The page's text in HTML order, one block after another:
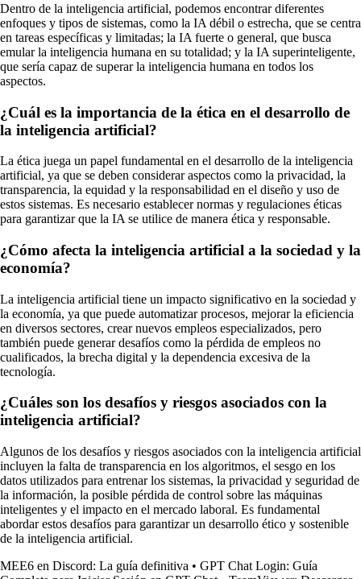
Dentro de la inteligencia artificial, podemos encontrar diferentes
enfoques y tipos de sistemas, como la IA débil o estrecha, que se centra
en tareas específicas y limitadas; la IA fuerte o general, que busca
emular la inteligencia humana en su totalidad; y la IA superinteligente,
que sería capaz de superar la inteligencia humana en todos los
aspectos.
¿Cuál es la importancia de la ética en el desarrollo de
la inteligencia artificial?
La ética juega un papel fundamental en el desarrollo de la inteligencia
artificial, ya que se deben considerar aspectos como la privacidad, la
transparencia, la equidad y la responsabilidad en el diseño y uso de
estos sistemas. Es necesario establecer normas y regulaciones éticas
para garantizar que la IA se utilice de manera ética y responsable.
¿Cómo afecta la inteligencia artificial a la sociedad y la
economía?
La inteligencia artificial tiene un impacto significativo en la sociedad y
la economía, ya que puede automatizar procesos, mejorar la eficiencia
en diversos sectores, crear nuevos empleos especializados, pero
también puede generar desafíos como la pérdida de empleos no
cualificados, la brecha digital y la dependencia excesiva de la
tecnología.
¿Cuáles son los desafíos y riesgos asociados con la
inteligencia artificial?
Algunos de los desafíos y riesgos asociados con la inteligencia artificial
incluyen la falta de transparencia en los algoritmos, el sesgo en los
datos utilizados para entrenar los sistemas, la privacidad y seguridad de
la información, la posible pérdida de control sobre las máquinas
inteligentes y el impacto en el mercado laboral. Es fundamental
abordar estos desafíos para garantizar un desarrollo ético y sostenible
de la inteligencia artificial.
MEE6 en Discord: La guía definitiva • GPT Chat Login: Guía